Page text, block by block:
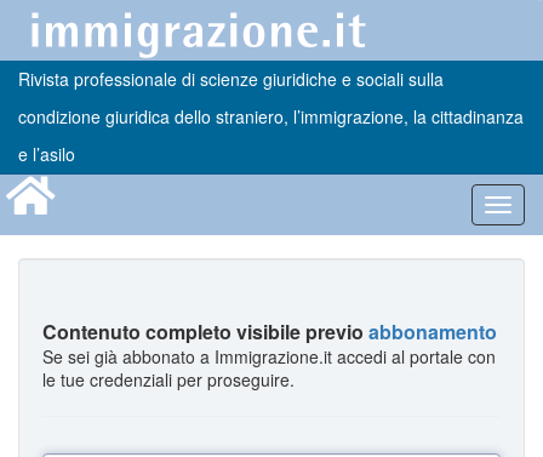
Rivista professionale di scienze giuridiche e sociali sulla
condizione giuridica dello straniero, l’immigrazione, la cittadinanza
e l’asilo
Contenuto completo visibile previo abbonamento
Se sei già abbonato a Immigrazione.it accedi al portale con
le tue credenziali per proseguire.